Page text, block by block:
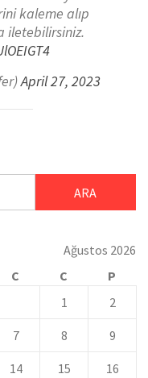
kaleme alıp
iletebilirsiniz.
April 27, 2023
Ağustos 2026
C C
P
1
2
7 8 9
14 15 16